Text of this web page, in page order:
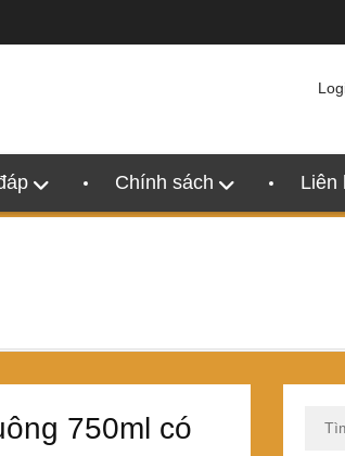
Chính sách Liên
750ml có
kiếm